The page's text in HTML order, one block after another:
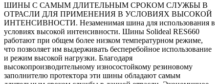
ШИНЫ С САМЫМ ДЛИТЕЛЬНЫМ СРОКОМ СЛУЖБЫ В
ОТРАСЛИ ДЛЯ ПРИМЕНЕНИЯ В УСЛОВИЯХ ВЫСОКОЙ
ИНТЕНСИВНОСТИ. Незаменимая шина для использования в
условиях высокой интенсивности. Шины Solideal RES660
работают при общем более низком температурном режиме,
что позволяет им выдерживать бесперебойное использование
и режим высокой нагрузки. Благодаря
высокопроизводительному износостойкому резиновому
заполнителю протектора эти шины обладают самым